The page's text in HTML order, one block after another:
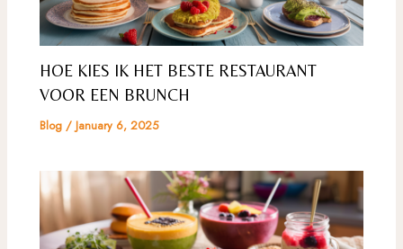
HOE KIES IK HET BESTE RESTAURANT
VOOR EEN BRUNCH
Blog /January 6, 2025